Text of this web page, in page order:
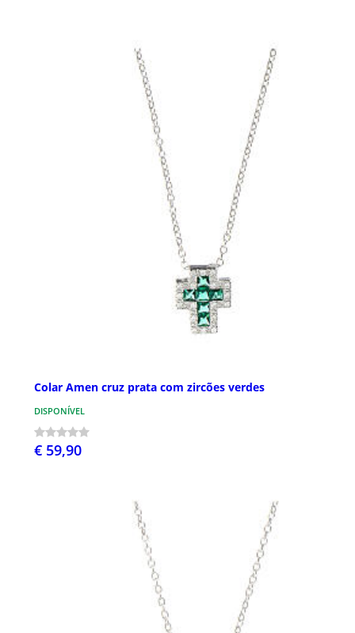
Colar Amen cruz prata com zircões verdes
DISPONÍVEL
€ 59,90